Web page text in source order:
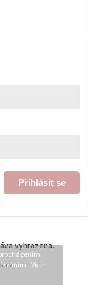
Více
Přihlásit se
vyhrazena.